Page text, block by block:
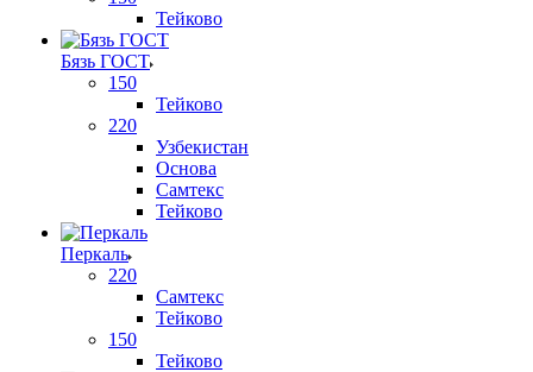
Тейково
Бязь ГОСТ
150
Тейково
220
Узбекистан
Основа
Самтекс
Тейково
Перкаль
220
Самтекс
Тейково
150
Тейково